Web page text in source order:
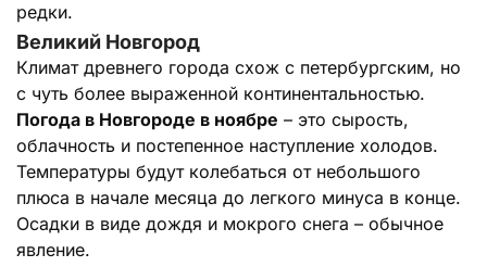
редки.
Великий Новгород
Климат древнего города схож с петербургским, но
с чуть более выраженной континентальностью.
Погода в Новгороде в ноябре – это сырость,
облачность и постепенное наступление холодов.
Температуры будут колебаться от небольшого
плюса в начале месяца до легкого минуса в конце.
Осадки в виде дождя и мокрого снега – обычное
явление.